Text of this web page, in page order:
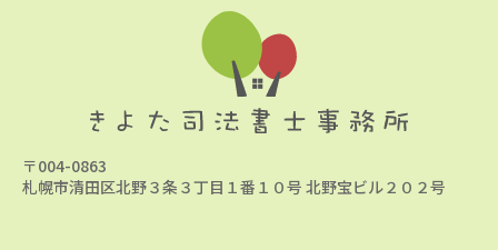
であれば対策することができます
お気軽にご相談ください。
司法書士、弁護士などの専門家が後見人となった場合は、報
酬の支払いが必要です。
一方、家族が後見人となった場合は報酬付与の申立てをしな
法定後見では裁判所が後見人を選ぶため、家族が必ず後見人
に選ばれるとは限りません。
後見契約を締結するなど事前の対策が必要です。
〒004-0863
札幌市清田区北野３条３丁目１番１０号 北野宝ビル２０２号